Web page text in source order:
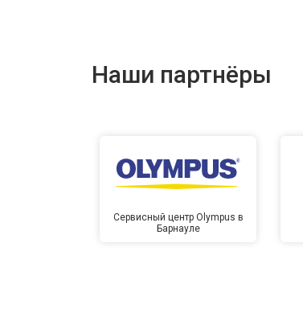
Наши партнёры
Сервисный центр Olympus в
Барнауле